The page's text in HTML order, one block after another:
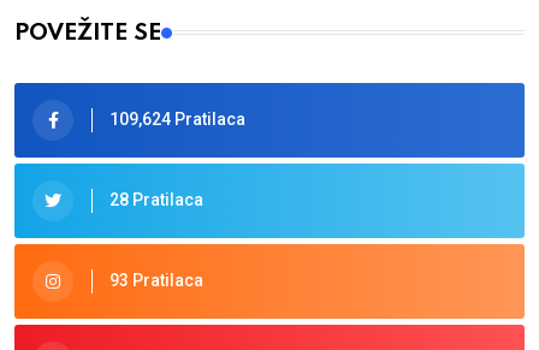
POVEŽITE SE
109,624 Pratilaca
28 Pratilaca
93 Pratilaca